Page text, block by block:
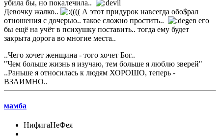
убила бы, но покалечила..
Девочку жалко..
((( А этот придурок навсегда обо$рал
отношения с дочерью.. такое сложно простить..
его
бы ещё на учёт в психушку поставить.. тогда ему будет
закрыта дорога во многие места..
..Чего хочет женщина - того хочет Бог..
"Чем больше жизнь я изучаю, тем больше я люблю зверей"
..Раньше я относилась к людям ХОРОШО, теперь -
ВЗАИМНО..
мамба
НифигаНеФея